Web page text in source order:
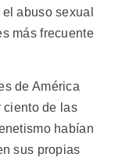
abuso sexual
más frecuente
de América
ciento de las
habían
sus propias